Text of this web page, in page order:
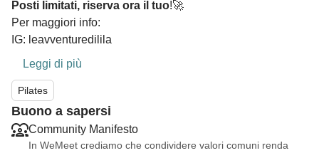
Posti limitati, riserva ora il tuo!🚀
Per maggiori info:
IG: leavventuredilila
Leggi di più
Pilates
Buono a sapersi
Community Manifesto
In WeMeet crediamo che condividere valori comuni renda